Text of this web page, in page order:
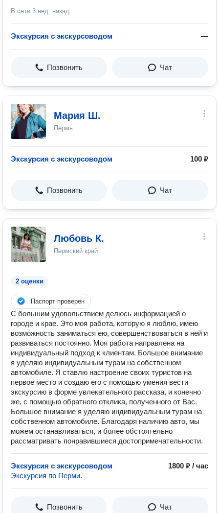
В сети 3 нед. назад
Экскурсия с экскурсоводом —
Позвонить Чат
Мария Ш.
Пермь
Экскурсия с экскурсоводом 100 ₽
Позвонить Чат
Любовь К.
Пермский край
2 оценки
Паспорт проверен
С большим удовольствием делюсь информацией о
городе и крае. Это моя работа, которую я люблю, имею
возможность заниматься ею, совершенствоваться в ней и
развиваться постоянно. Моя работа направлена на
индивидуальный подход к клиентам. Большое внимание
я уделяю индивидуальным турам на собственном
автомобиле. Я ставлю настроение своих туристов на
первое место и создаю его с помощью умения вести
экскурсию в форме увлекательного рассказа, и конечно
же, с помощью обратного отклика, полученного от Вас.
Большое внимание я уделяю индивидуальным турам на
собственном автомобиле. Благодаря наличию авто, мы
можем останавливаться, и более обстоятельно
рассматривать понравившиеся достопримечательности.
Экскурсия с экскурсоводом
1800 ₽ / час
Экскурсия по Перми.
Позвонить Чат